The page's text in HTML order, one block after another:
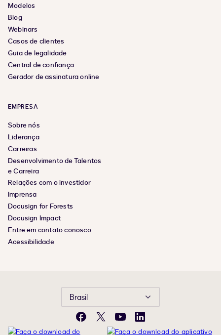
Modelos
Blog
Webinars
Casos de clientes
Guia de legalidade
Central de confiança
Gerador de assinatura online
EMPRESA
Sobre nós
Liderança
Carreiras
Desenvolvimento de Talentos
e Carreira
Relações com o investidor
Imprensa
Docusign for Forests
Docusign Impact
Entre em contato conosco
Acessibilidade
Brasil
Facebook
X YouTubeLinkedIn